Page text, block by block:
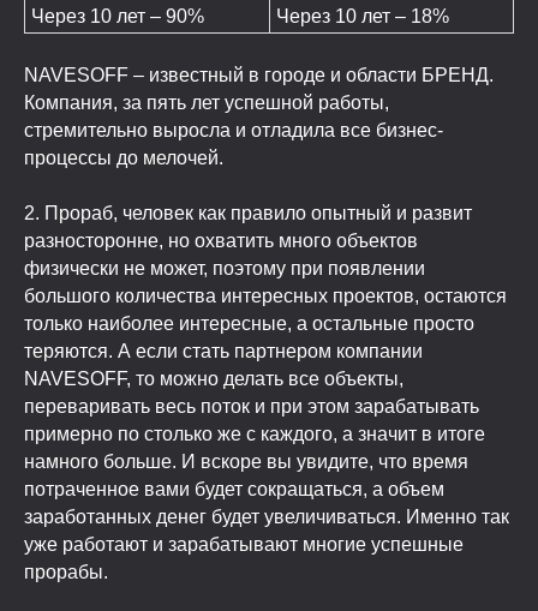
Через 10 лет – 90%
Через 10 лет – 18%
NAVESOFF – известный в городе и области БРЕНД.
Компания, за пять лет успешной работы,
стремительно выросла и отладила все бизнес-
процессы до мелочей.
2. Прораб, человек как правило опытный и развит
разносторонне, но охватить много объектов
физически не может, поэтому при появлении
большого количества интересных проектов, остаются
только наиболее интересные, а остальные просто
теряются. А если стать партнером компании
NAVESOFF, то можно делать все объекты,
переваривать весь поток и при этом зарабатывать
примерно по столько же с каждого, а значит в итоге
намного больше. И вскоре вы увидите, что время
потраченное вами будет сокращаться, а объем
заработанных денег будет увеличиваться. Именно так
уже работают и зарабатывают многие успешные
прорабы.